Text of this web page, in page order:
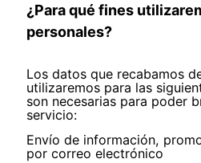
¿Para qué fines
personales?
Los datos que recabamos
utilizaremos para las
son necesarias para poder
servicio:
Envío de información,
por correo electrónico